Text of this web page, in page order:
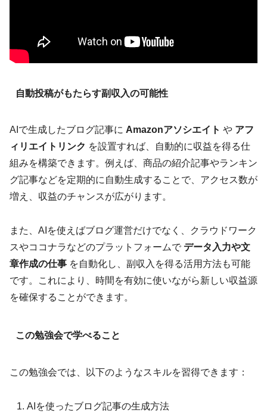
自動投稿がもたらす副収入の可能性
AIで生成したブログ記事に Amazonアソシエイト や アフ
ィリエイトリンク を設置すれば、自動的に収益を得る仕
組みを構築できます。例えば、商品の紹介記事やランキン
グ記事などを定期的に自動生成することで、アクセス数が
増え、収益のチャンスが広がります。
また、AIを使えばブログ運営だけでなく、クラウドワーク
スやココナラなどのプラットフォームで データ入力や文
章作成の仕事 を自動化し、副収入を得る活用方法も可能
です。これにより、時間を有効に使いながら新しい収益源
を確保することができます。
この勉強会で学べること
この勉強会では、以下のようなスキルを習得できます：
AIを使ったブログ記事の生成方法